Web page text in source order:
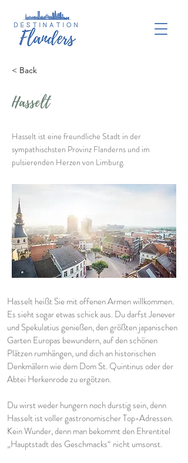
< Back
Hasselt
Hasselt ist eine freundliche Stadt in der
sympathischsten Provinz Flanderns und im
pulsierenden Herzen von Limburg.
Hasselt heißt Sie mit offenen Armen willkommen.
Es sieht sogar etwas schick aus. Du darfst Jenever
und Spekulatius genießen, den größten japanischen
Garten Europas bewundern, auf den schönen
Plätzen rumhängen, und dich an historischen
Denkmälern wie dem Dom St. Quintinus oder der
Abtei Herkenrode zu ergötzen.
Du wirst weder hungern noch durstig sein, denn
Hasselt ist voller gastronomischer Top-Adressen.
Kein Wunder, denn man bekommt den Ehrentitel
„Hauptstadt des Geschmacks“ nicht umsonst.